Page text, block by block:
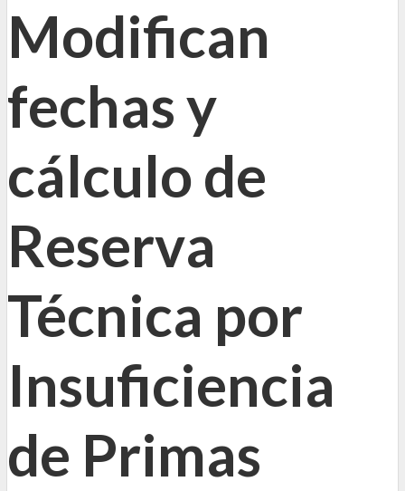
Modifican
fechas y
cálculo de
Reserva
Técnica por
Insuficiencia
de Primas